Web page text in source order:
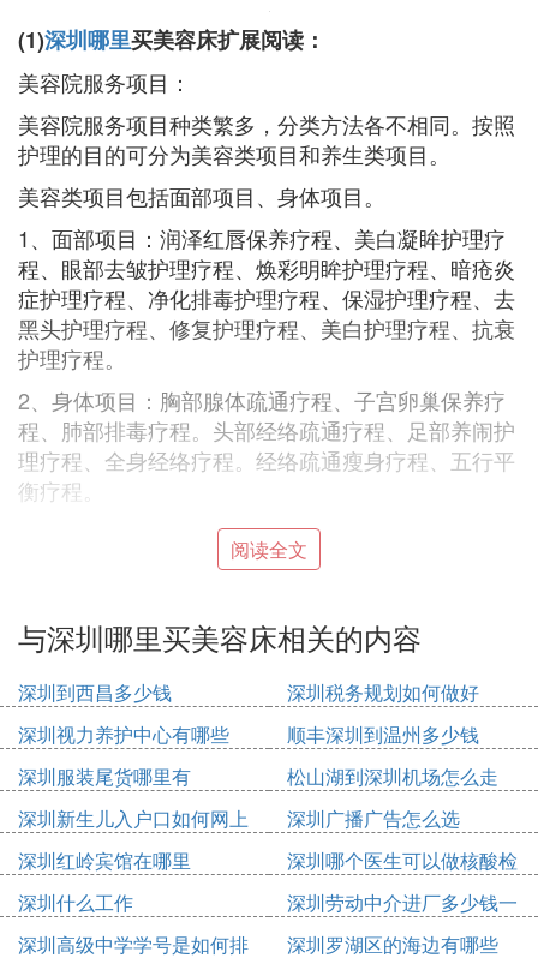
(1)深圳哪里买美容床扩展阅读：
美容院服务项目：
美容院服务项目种类繁多，分类方法各不相同。按照
护理的目的可分为美容类项目和养生类项目。
美容类项目包括面部项目、身体项目。
1、面部项目：润泽红唇保养疗程、美白凝眸护理疗
程、眼部去皱护理疗程、焕彩明眸护理疗程、暗疮炎
症护理疗程、净化排毒护理疗程、保湿护理疗程、去
黑头护理疗程、修复护理疗程、美白护理疗程、抗衰
护理疗程。
2、身体项目：胸部腺体疏通疗程、子宫卵巢保养疗
程、肺部排毒疗程。头部经络疏通疗程、足部养闹护
理疗程、全身经络疗程。经络疏通瘦身疗程、五行平
衡疗程。
B. 大学城旁边适合做什么生意
根据大学生学习任务重，经常“宅在宿舍”的特点。张
这家公司的成员以勤工俭学的学生为主，在业务上则
以给校内外人员送外卖、代购商品为主。公司规模虽
然不大，但日均接单达到250～300个，每天获纯利
近千元，一年纯赚30万元左右。
二、利用自行车，巧赚广告费
赵先生自己是一家广告公司的经理。这几年，他根据
大学校园自行车多的特点，利用自行车作为投放平
台，达到广告投放的效果，生意特别“火爆”，尤其是
阅读全文
与深圳哪里买美容床相关的内容
深圳到西昌多少钱
深圳税务规划如何做好
深圳视力养护中心有哪些
顺丰深圳到温州多少钱
深圳服装尾货哪里有
松山湖到深圳机场怎么走
深圳新生儿入户口如何网上
申请
深圳广播广告怎么选
深圳红岭宾馆在哪里
深圳哪个医生可以做核酸检
测
深圳什么工作
深圳劳动中介进厂多少钱一
个月
深圳高级中学学号是如何排 深圳罗湖区的海边有哪些